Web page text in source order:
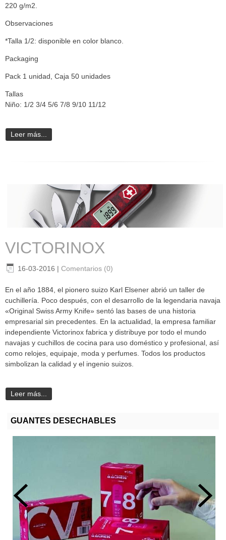
GUANTES DESECHABLES
220 g/m2.
Observaciones
*Talla 1/2: disponible en color blanco.
Packaging
Pack 1 unidad, Caja 50 unidades
Tallas
Niño: 1/2 3/4 5/6 7/8 9/10 11/12
Leer más...
VICTORINOX
16-03-2016 | Comentarios (0)
En el año 1884, el pionero suizo Karl Elsener abrió un taller de
cuchillería. Poco después, con el desarrollo de la legendaria navaja
«Original Swiss Army Knife» sentó las bases de una historia
empresarial sin precedentes. En la actualidad, la empresa familiar
independiente Victorinox fabrica y distribuye por todo el mundo
navajas y cuchillos de cocina para uso doméstico y profesional, así
como relojes, equipaje, moda y perfumes. Todos los productos
simbolizan la calidad y el ingenio suizos.
Leer más...